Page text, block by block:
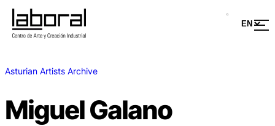
Asturian Artists Archive
Miguel Galano